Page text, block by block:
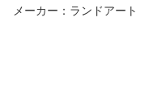
メーカー：ランドアート